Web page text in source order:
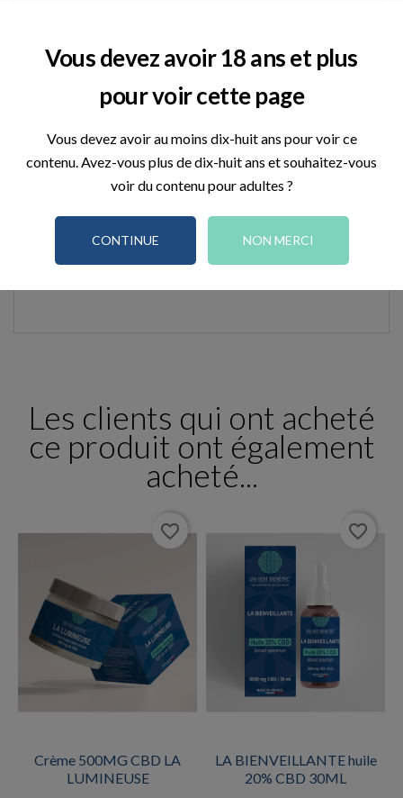
Vous devez avoir 18 ans et plus
pour voir cette page
Vous devez avoir au moins dix-huit ans pour voir ce
contenu. Avez-vous plus de dix-huit ans et souhaitez-vous
voir du contenu pour adultes ?
CONTINUE NON MERCI
600 mg de CBD
Ingrédients :
butyrospermum parkii butter, caprylic/capric
triglyceride, cetearyl alcohol, cannabis sativa seed oil,
• Eviter tout contact avec les yeux et les muqueuses
• Ne pas utiliser en cas d’allergie à l’un des
composants
• Usage externe.
Les clients qui ont acheté
ce produit ont également
acheté...
Crème 500MG CBD LA
LUMINEUSE
favorite_border
LA BIENVEILLANTE huile
20% CBD 30ML
favorite_border